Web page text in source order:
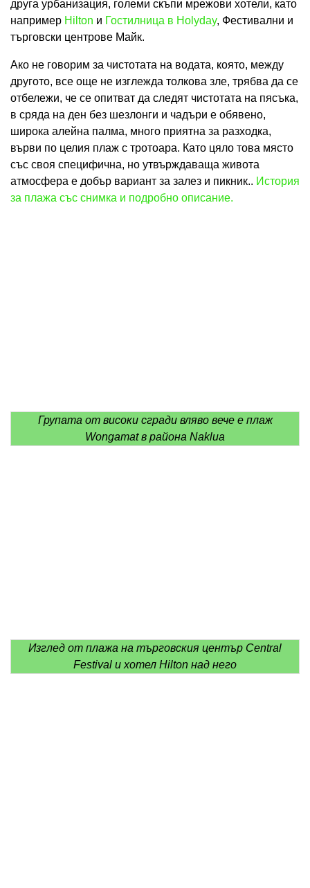
друга урбанизация, големи скъпи мрежови хотели, като
например Hilton и Гостилница в Holyday, Фестивални и
търговски центрове Майк.
Ако не говорим за чистотата на водата, която, между
другото, все още не изглежда толкова зле, трябва да се
отбележи, че се опитват да следят чистотата на пясъка,
в сряда на ден без шезлонги и чадъри е обявено,
широка алейна палма, много приятна за разходка,
върви по целия плаж с тротоара. Като цяло това място
със своя специфична, но утвърждаваща живота
атмосфера е добър вариант за залез и пикник.. История
за плажа със снимка и подробно описание.
Групата от високи сгради вляво вече е плаж
Wongamat в района Naklua
Изглед от плажа на търговския център Central
Festival и хотел Hilton над него